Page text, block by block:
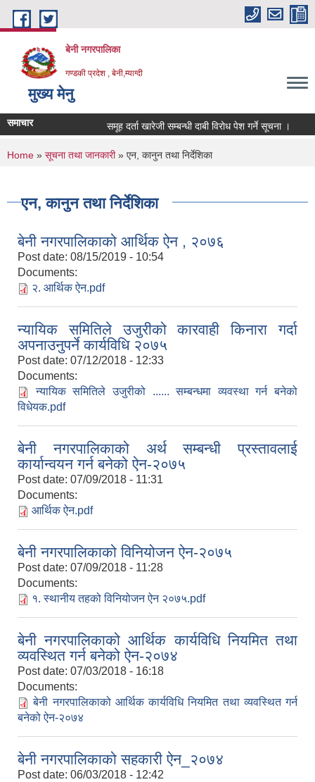
Skip to main content
बेनी नगरपालिका
गण्डकी प्रदेश , बेनी,म्याग्दी
मुख्य मेनु
समाचार समूह दर्ता खारेजी सम्बन्धी दाबी विरोध पेश गर्ने सूचना ।
You are here
Home » सूचना तथा जानकारी» एन, कानुन तथा निर्देशिका
एन, कानुन तथा निर्देशिका
बेनी नगरपालिकाको आर्थिक ऐन , २०७६
Post date: 08/15/2019 - 10:54
Documents:
२. आर्थिक ऐन.pdf
न्यायिक समितिले उजुरीको कारवाही किनारा गर्दा
अपनाउनुपर्ने कार्यविधि २०७५
Post date: 07/12/2018 - 12:33
Documents:
न्यायिक समितिले उजुरीको ...... सम्बन्धमा व्यवस्था गर्न बनेको
विधेयक.pdf
बेनी नगरपालिकाको अर्थ सम्बन्धी प्रस्तावलाई
कार्यान्वयन गर्न बनेको ऐन-२०७५
Post date: 07/09/2018 - 11:31
Documents:
आर्थिक ऐन.pdf
बेनी नगरपालिकाको विनियोजन ऐन-२०७५
Post date: 07/09/2018 - 11:28
Documents:
१. स्थानीय तहको विनियोजन ऐन २०७५.pdf
बेनी नगरपालिकाको आर्थिक कार्यविधि नियमित तथा
व्यवस्थित गर्न बनेको ऐन-२०७४
Post date: 07/03/2018 - 16:18
Documents:
बेनी नगरपालिकाको आर्थिक कार्यविधि नियमित तथा व्यवस्थित गर्न
बनेको ऐन-२०७४
बेनी नगरपालिकाको सहकारी ऐन_२०७४
Post date: 06/03/2018 - 12:42